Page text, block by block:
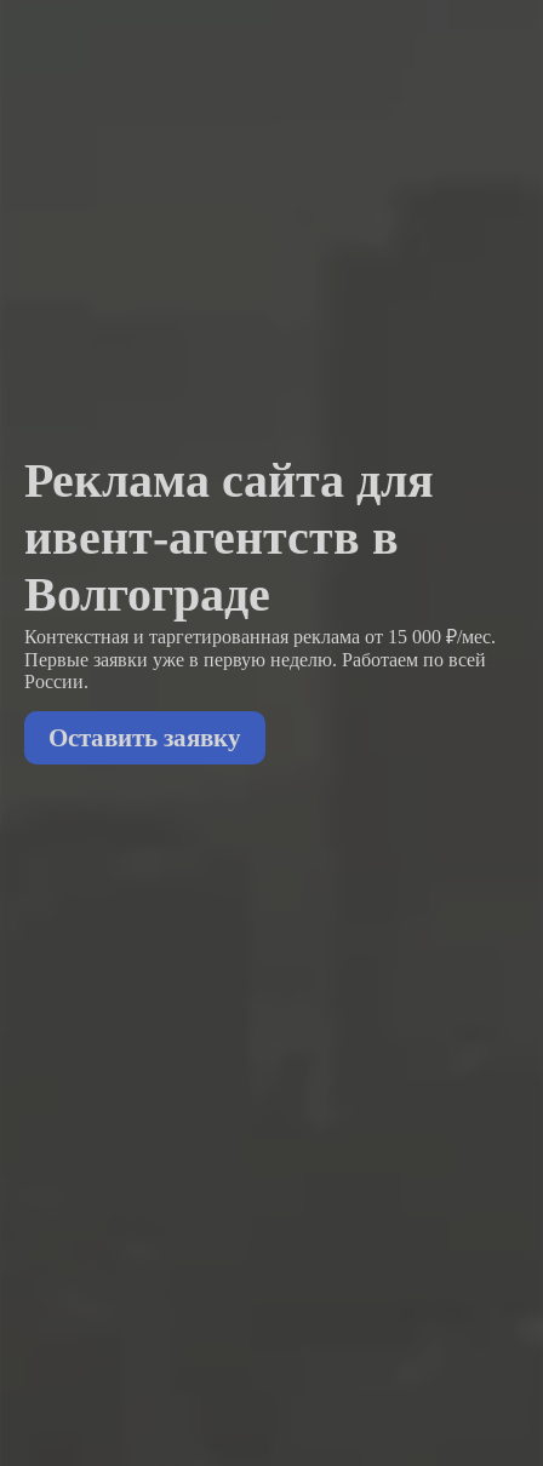
Реклама сайта для
ивент-агентств в
Волгограде
Контекстная и таргетированная реклама от 15 000 ₽/мес.
Первые заявки уже в первую неделю. Работаем по всей
России.
Оставить заявку